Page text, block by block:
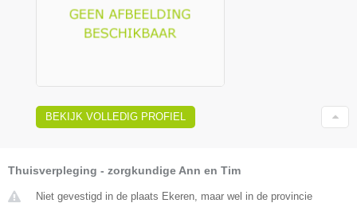
BEKIJK VOLLEDIG PROFIEL
Thuisverpleging - zorgkundige Ann en Tim
Niet gevestigd in de plaats Ekeren, maar wel in de provincie